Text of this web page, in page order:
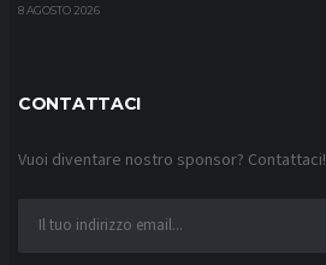
8 AGOSTO 2026
CONTATTACI
Vuoi diventare nostro sponsor? Contattaci!